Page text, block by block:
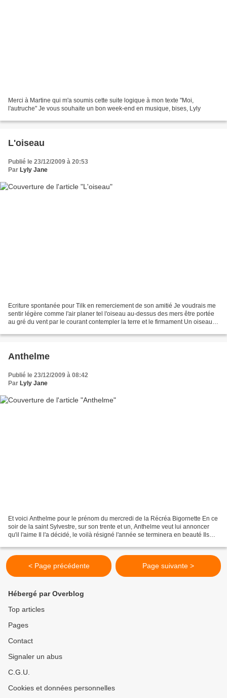
Merci à Martine qui m'a soumis cette suite logique à mon texte "Moi,
l'autruche" Je vous souhaite un bon week-end en musique, bises, Lyly
L'oiseau
Publié le 23/12/2009 à 20:53
Par Lyly Jane
Ecriture spontanée pour Tilk en remerciement de son amitié Je voudrais me
sentir légère comme l'air planer tel l'oiseau au-dessus des mers être portée
au gré du vent par le courant contempler la terre et le firmament Un oiseau
Anthelme
Publié le 23/12/2009 à 08:42
Par Lyly Jane
Et voici Anthelme pour le prénom du mercredi de la Récréa Bigornette En ce
soir de la saint Sylvestre, sur son trente et un, Anthelme veut lui annoncer
qu'il l'aime Il l'a décidé, le voilà résigné l'année se terminera en beauté Ils
< Page précédente Page suivante >
Hébergé par Overblog
Top articles
Pages
Contact
Signaler un abus
C.G.U.
Cookies et données personnelles